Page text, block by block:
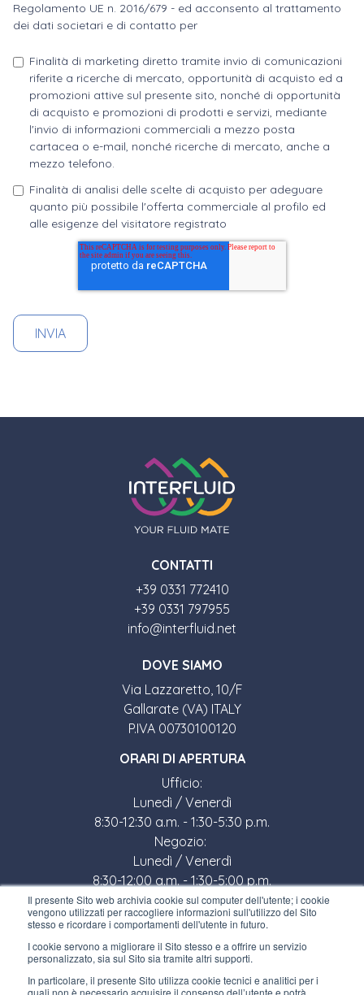
Il presente Sito web archivia cookie sul computer dell'utente; i cookie
vengono utilizzati per raccogliere informazioni sull'utilizzo del Sito
stesso e ricordare i comportamenti dell'utente in futuro.
I cookie servono a migliorare il Sito stesso e a offrire un servizio
personalizzato, sia sul Sito sia tramite altri supporti.
In particolare, il presente Sito utilizza cookie tecnici e analitici per i
quali non è necessario acquisire il consenso dell’utente e potrà,
Regolamento UE n. 2016/679 - ed acconsento al trattamento
dei dati societari e di contatto per
Finalità di marketing diretto tramite invio di comunicazioni
riferite a ricerche di mercato, opportunità di acquisto ed a
promozioni attive sul presente sito, nonché di opportunità
di acquisto e promozioni di prodotti e servizi, mediante
l'invio di informazioni commerciali a mezzo posta
cartacea o e-mail, nonché ricerche di mercato, anche a
mezzo telefono.
Finalità di analisi delle scelte di acquisto per adeguare
quanto più possibile l'offerta commerciale al profilo ed
alle esigenze del visitatore registrato
CONTATTI
+39 0331 772410
+39 0331 797955
info@interfluid.net
DOVE SIAMO
Via Lazzaretto, 10/F
Gallarate (VA) ITALY
P.IVA 00730100120
ORARI DI APERTURA
Ufficio:
Lunedì / Venerdì
8:30-12:30 a.m. - 1:30-5:30 p.m.
Negozio:
Lunedì / Venerdì
8:30-12:00 a.m. - 1:30-5:00 p.m.
LINK UTILI
Iscriviti alla newsletter
Lavora con noi